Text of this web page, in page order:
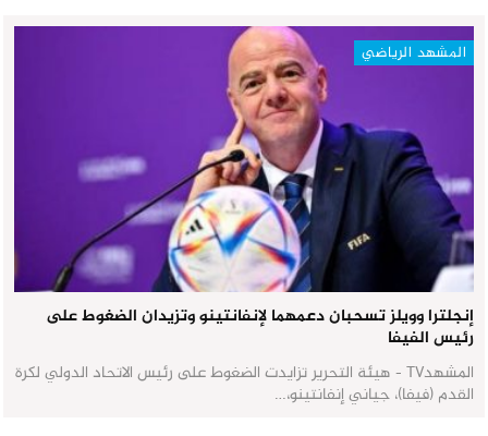
المشهد الرياضي
إنجلترا وويلز تسحبان دعمهما لإنفانتينو وتزيدان الضغوط على
رئيس الفيفا
المشهدTV - هيئة التحرير تزايدت الضغوط على رئيس الاتحاد الدولي لكرة
القدم (فيفا)، جياني إنفانتينو،…